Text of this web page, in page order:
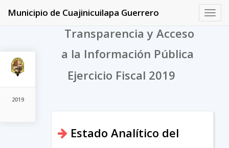
2019
Municipio de Cuajinicuilapa Guerrero
Transparencia y Acceso
a la Información Pública
Ejercicio Fiscal 2019
Estado Analítico del